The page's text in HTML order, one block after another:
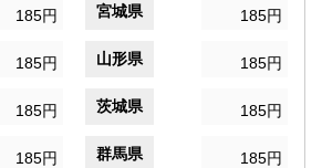
185円 宮城県 185円
185円 山形県 185円
185円 茨城県 185円
185円 群馬県 185円